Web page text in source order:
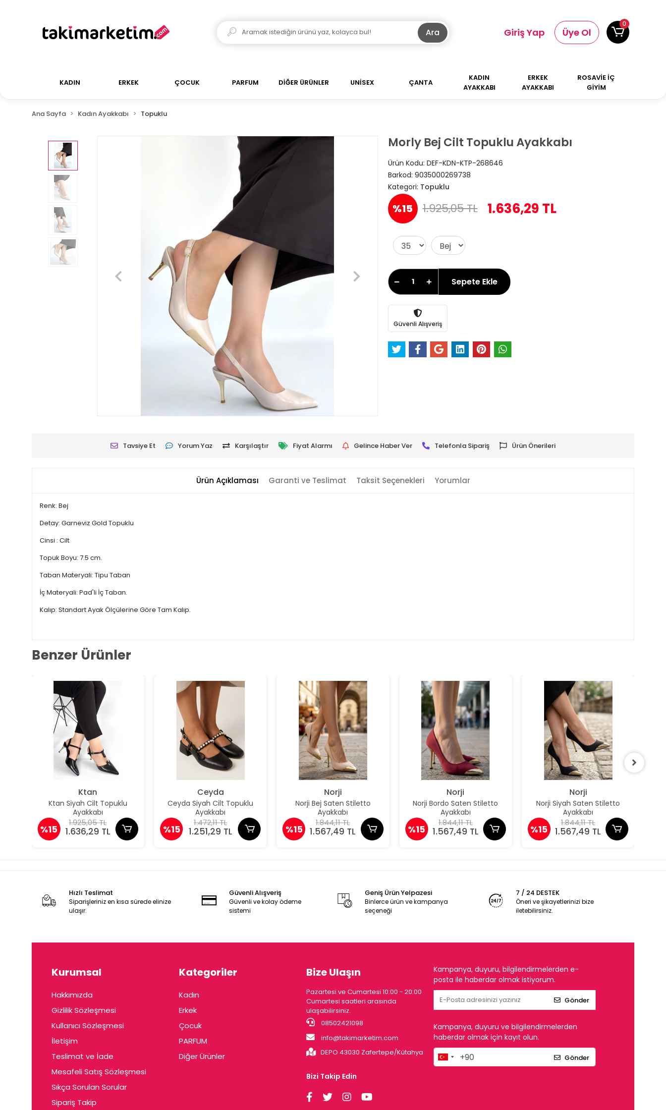
Ara Giriş Yap Üye Ol
0
KADIN ERKEK ÇOCUK PARFUM DİĞER ÜRÜNLER UNİSEX ÇANTA
KADIN
AYAKKABI
ERKEK
AYAKKABI
ROSAVİE İÇ
GİYİM
Ana Sayfa Kadın Ayakkabı Topuklu
Morly Bej Cilt Topuklu Ayakkabı
Ürün Kodu: DEF-KDN-KTP-268646
Barkod: 9035000269738
Kategori: Topuklu
%15 1.925,05 TL 1.636,29 TL
Sepete Ekle
Güvenli Alışveriş
Tavsiye Et Yorum Yaz Karşılaştır Fiyat Alarmı Gelince Haber Ver Telefonla Sipariş Ürün Önerileri
Ürün Açıklaması Garanti ve Teslimat Taksit Seçenekleri Yorumlar
Renk: Bej
Detay: Garneviz Gold Topuklu
Cinsi : Cilt
Topuk Boyu: 7.5 cm.
Taban Materyali: Tipu Taban
İç Materyali: Pad'li İç Taban.
Kalıp: Standart Ayak Ölçülerine Göre Tam Kalıp.
Benzer Ürünler
Ktan
Ktan Siyah Cilt Topuklu
Ayakkabı
%15
1.925,05 TL
1.636,29 TL
Ceyda
Ceyda Siyah Cilt Topuklu
Ayakkabı
%15
1.472,11 TL
1.251,29 TL
Norji
Norji Bej Saten Stiletto
Ayakkabı
%15
1.844,11 TL
1.567,49 TL
Norji
Norji Bordo Saten Stiletto
Ayakkabı
%15
1.844,11 TL
1.567,49 TL
Norji
Norji Siyah Saten Stiletto
Ayakkabı
%15
1.844,11 TL
1.567,49 TL
Hızlı Teslimat
Siparişleriniz en kısa sürede elinize
ulaşır.
Güvenli Alışveriş
Güvenli ve kolay ödeme
sistemi
Geniş Ürün Yelpazesi
Binlerce ürün ve kampanya
seçeneği
7 / 24 DESTEK
Öneri ve şikayetlerinizi bize
iletebilirsiniz.
Kurumsal
Hakkımızda
Gizlilik Sözleşmesi
Kullanıcı Sözleşmesi
İletişim
Teslimat ve İade
Mesafeli Satış Sözleşmesi
Sıkça Sorulan Sorular
Sipariş Takip
Kategoriler
Kadın
Erkek
Çocuk
PARFUM
Diğer Ürünler
Bize Ulaşın
Pazartesi ve Cumartesi 10:00 - 20:00
Cumartesi saatleri arasında
ulaşabilirsiniz.
08502421098
info@takimarketim.com
DEPO 43030 Zafertepe/Kütahya
Bizi Takip Edin
Kampanya, duyuru, bilgilendirmelerden e-
posta ile haberdar olmak istiyorum.
Gönder
Kampanya, duyuru ve bilgilendirmelerden
haberdar olmak için kayıt olun.
Gönder